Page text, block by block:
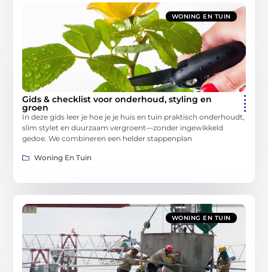
WONING EN TUIN
Gids & checklist voor onderhoud, styling en
groen
In deze gids leer je hoe je je huis en tuin praktisch onderhoudt,
slim stylet en duurzaam vergroent—zonder ingewikkeld
gedoe. We combineren een helder stappenplan
Woning En Tuin
WONING EN TUIN